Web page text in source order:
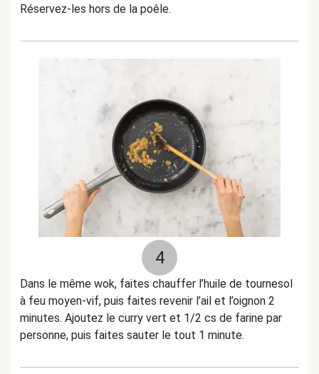
Réservez-les hors de la poêle.
4
Dans le même wok, faites chauffer l’huile de tournesol
à feu moyen-vif, puis faites revenir l’ail et l’oignon 2
minutes. Ajoutez le curry vert et 1/2 cs de farine par
personne, puis faites sauter le tout 1 minute.